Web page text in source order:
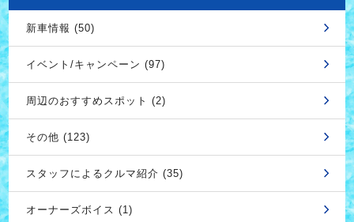
新車情報 (50)
イベント/キャンペーン (97)
周辺のおすすめスポット (2)
その他 (123)
スタッフによるクルマ紹介 (35)
オーナーズボイス (1)